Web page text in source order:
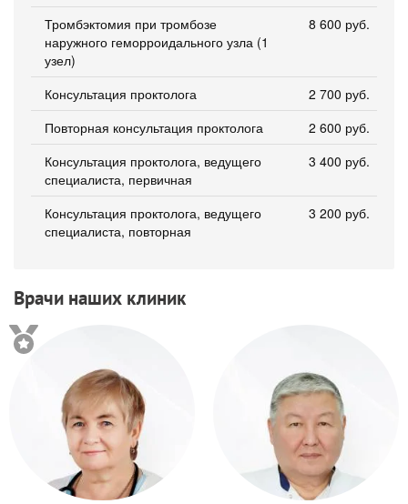
Тромбэктомия при тромбозе
наружного геморроидального узла (1
узел)
8 600 руб.
Консультация проктолога
2 700 руб.
Повторная консультация проктолога
2 600 руб.
Консультация проктолога, ведущего
специалиста, первичная
3 400 руб.
Консультация проктолога, ведущего
специалиста, повторная
3 200 руб.
Врачи наших клиник